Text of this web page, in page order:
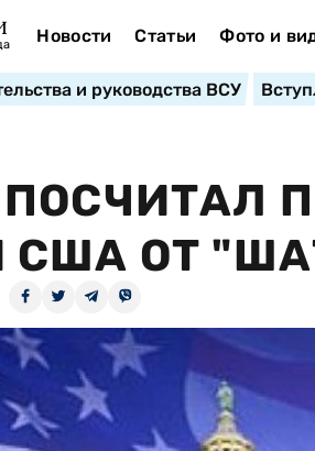
Новости Статьи Фото и
и руководства ВСУ
США ОТ